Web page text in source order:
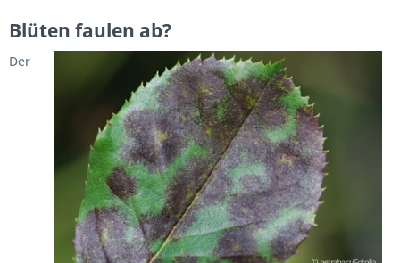
Blüten faulen ab?
Der